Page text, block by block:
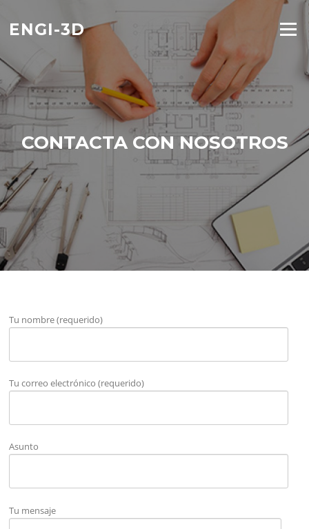
contenido
ENGI-3D Menú
CONTACTA CON NOSOTROS
Tu nombre (requerido)
Tu correo electrónico (requerido)
Asunto
Tu mensaje